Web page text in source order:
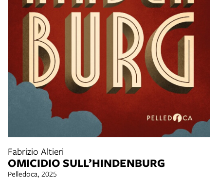
Fabrizio Altieri
OMICIDIO SULL’HINDENBURG
Pelledoca, 2025